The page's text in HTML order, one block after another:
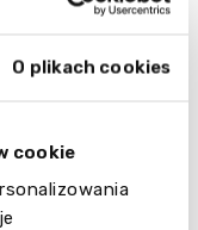
O plikach cookies
cookie
Stafford